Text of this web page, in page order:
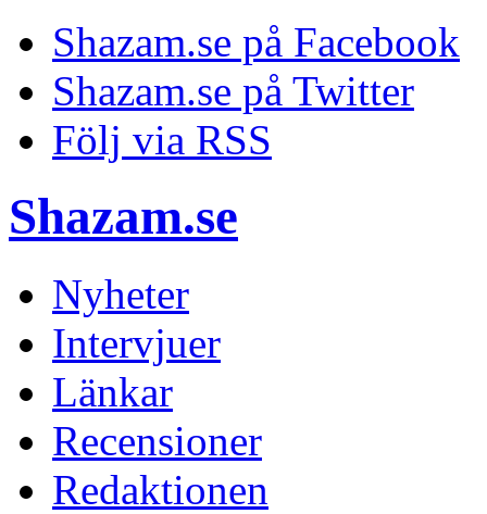
Shazam.se på Facebook
Shazam.se på Twitter
Följ via RSS
Shazam.se
Nyheter
Intervjuer
Länkar
Recensioner
Redaktionen